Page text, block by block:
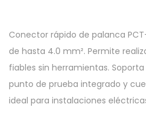
Conector rápido de palanca
de hasta 4.0 mm². Permite
fiables sin herramientas.
punto de prueba integrado y
ideal para instalaciones